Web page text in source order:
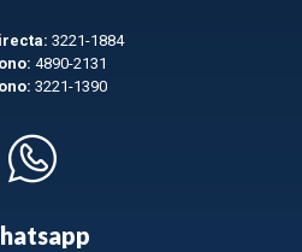
3221-1884
4890-2131
3221-1390